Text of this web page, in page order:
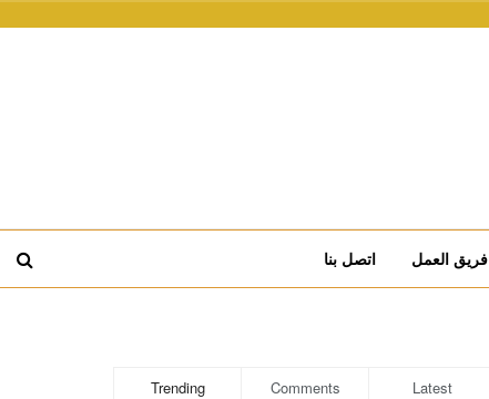
فريق العمل اتصل بنا
Trending Comments Latest